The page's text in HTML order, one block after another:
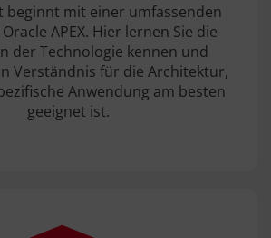
beginnt mit einer umfassenden
APEX. Hier lernen Sie die
der Technologie kennen und
Verständnis für die Architektur,
Anwendung am besten
geeignet ist.